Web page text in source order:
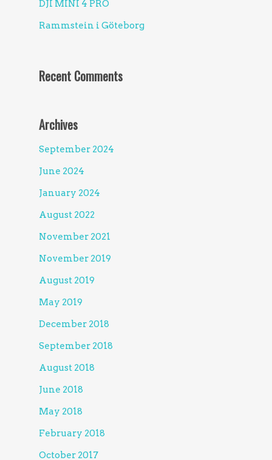
DJI MINI 4 PRO
Rammstein i Göteborg
Recent Comments
Archives
September 2024
June 2024
January 2024
August 2022
November 2021
November 2019
August 2019
May 2019
December 2018
September 2018
August 2018
June 2018
May 2018
February 2018
October 2017